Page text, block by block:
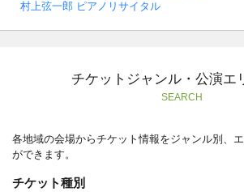
村上弦一郎 ピアノリサイタル
チケットジャンル・公演エ
SEARCH
各地域の会場からチケット情報をジャンル別、
ができます。
チケット種別